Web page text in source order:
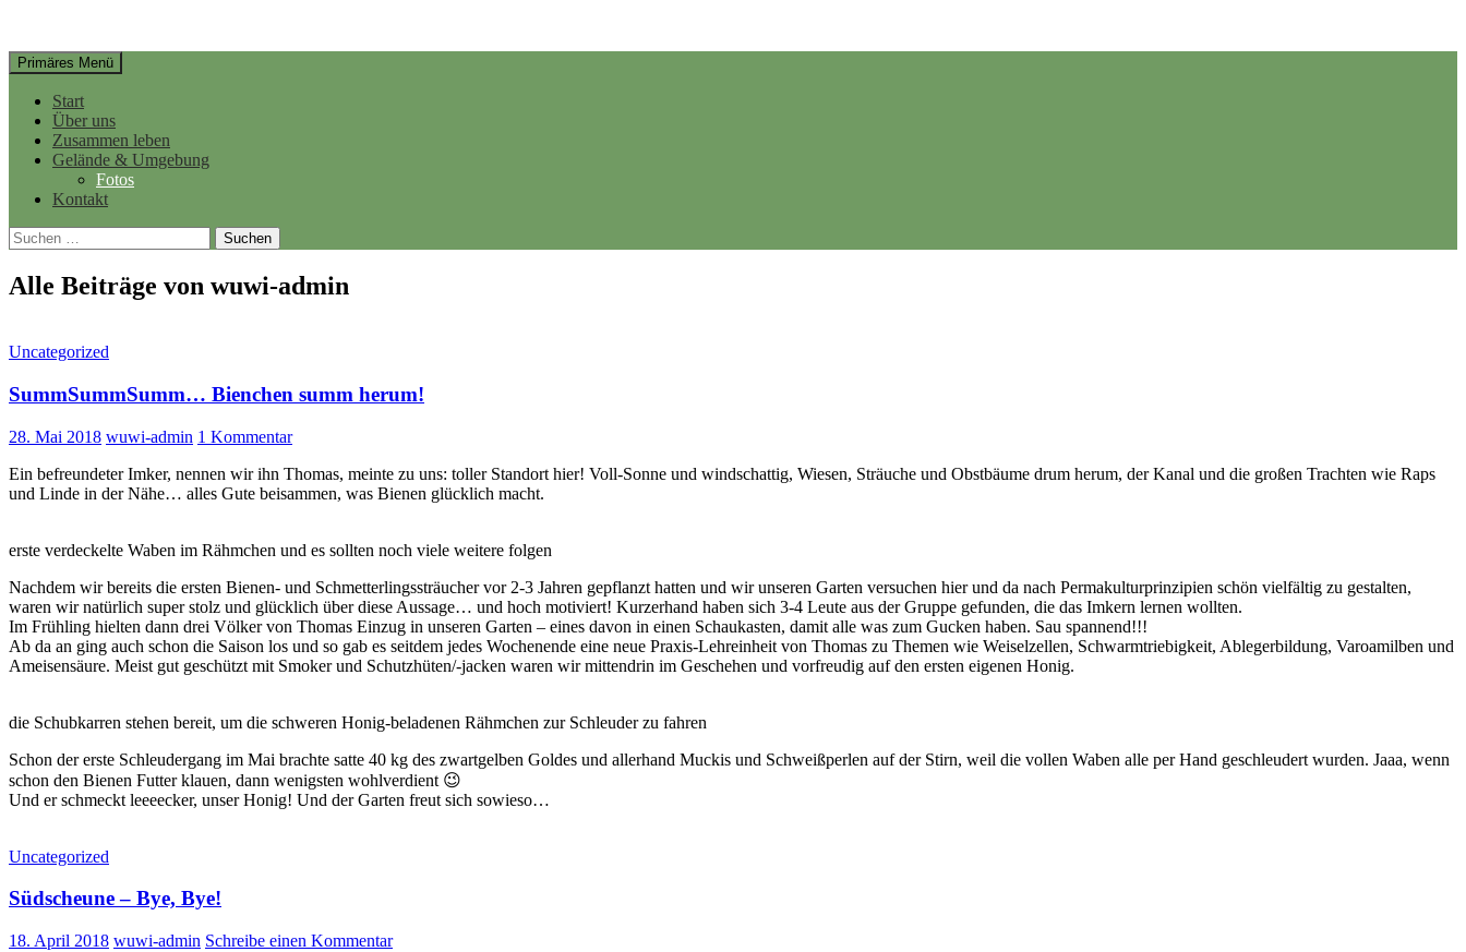
Suchen
Primäres Menü
zum
Start
Über uns
Zusammen leben
Gelände & Umgebung
Fotos
Kontakt
Suchen
nach:
Alle Beiträge von wuwi-admin
Uncategorized
SummSummSumm… Bienchen summ herum!
28. Mai 2018 wuwi-admin 1 Kommentar
Ein befreundeter Imker, nennen wir ihn Thomas, meinte zu uns: toller Standort hier! Voll-Sonne und windschattig, Wiesen, Sträuche und Obstbäume drum herum, der Kanal und die großen Trachten wie Raps
und Linde in der Nähe… alles Gute beisammen, was Bienen glücklich macht.
erste verdeckelte Waben im Rähmchen und es sollten noch viele weitere folgen
Nachdem wir bereits die ersten Bienen- und Schmetterlingssträucher vor 2-3 Jahren gepflanzt hatten und wir unseren Garten versuchen hier und da nach Permakulturprinzipien schön vielfältig zu gestalten,
waren wir natürlich super stolz und glücklich über diese Aussage… und hoch motiviert! Kurzerhand haben sich 3-4 Leute aus der Gruppe gefunden, die das Imkern lernen wollten.
Im Frühling hielten dann drei Völker von Thomas Einzug in unseren Garten – eines davon in einen Schaukasten, damit alle was zum Gucken haben. Sau spannend!!!
Ab da an ging auch schon die Saison los und so gab es seitdem jedes Wochenende eine neue Praxis-Lehreinheit von Thomas zu Themen wie Weiselzellen, Schwarmtriebigkeit, Ablegerbildung, Varoamilben und
Ameisensäure. Meist gut geschützt mit Smoker und Schutzhüten/-jacken waren wir mittendrin im Geschehen und vorfreudig auf den ersten eigenen Honig.
die Schubkarren stehen bereit, um die schweren Honig-beladenen Rähmchen zur Schleuder zu fahren
Schon der erste Schleudergang im Mai brachte satte 40 kg des zwartgelben Goldes und allerhand Muckis und Schweißperlen auf der Stirn, weil die vollen Waben alle per Hand geschleudert wurden. Jaaa, wenn
schon den Bienen Futter klauen, dann wenigsten wohlverdient 😉
Und er schmeckt leeeecker, unser Honig! Und der Garten freut sich sowieso…
Uncategorized
Südscheune – Bye, Bye!
18. April 2018 wuwi-admin Schreibe einen Kommentar